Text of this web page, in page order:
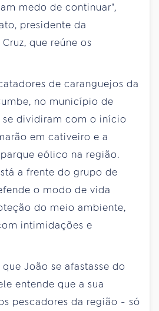
medo de continuar",
presidente da
que reúne os
de caranguejos da
no município de
se dividiram com o início
em cativeiro e a
eólico na região.
a frente do grupo de
o modo de vida
do meio ambiente,
intimidações e
João se afastasse do
entende que a sua
pescadores da região - só